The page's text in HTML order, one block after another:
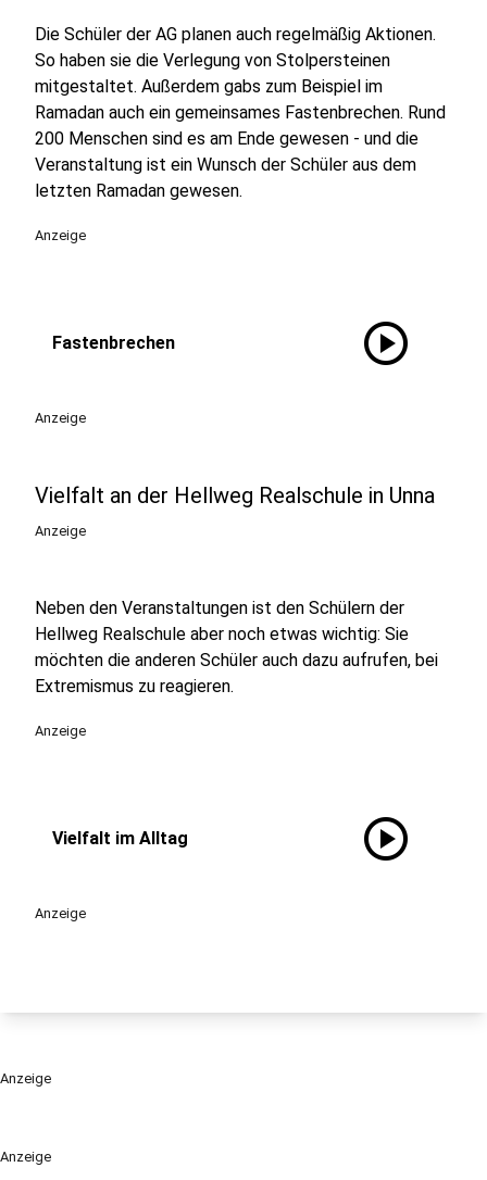
Anzeige
Die Schüler der AG planen auch regelmäßig Aktionen.
So haben sie die Verlegung von Stolpersteinen
mitgestaltet. Außerdem gabs zum Beispiel im
Ramadan auch ein gemeinsames Fastenbrechen. Rund
200 Menschen sind es am Ende gewesen - und die
Veranstaltung ist ein Wunsch der Schüler aus dem
letzten Ramadan gewesen.
Anzeige
Fastenbrechen play_circle
Anzeige
Vielfalt an der Hellweg Realschule in Unna
Anzeige
Neben den Veranstaltungen ist den Schülern der
Hellweg Realschule aber noch etwas wichtig: Sie
möchten die anderen Schüler auch dazu aufrufen, bei
Extremismus zu reagieren.
Anzeige
Vielfalt im Alltag play_circle
Anzeige
Anzeige